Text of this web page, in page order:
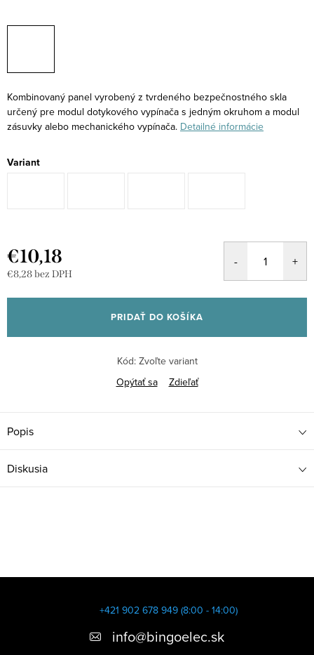
Kombinovaný panel vyrobený z tvrdeného bezpečnostného skla
určený pre modul dotykového vypínača s jedným okruhom a modul
zásuvky alebo mechanického vypínača. Detailné informácie
Variant
€10,18
€8,28 bez DPH
cena:
PRIDAŤ DO KOŠÍKA
Kód: Zvoľte variant
Opýtať sa
Zdieľať
Popis
Diskusia
+421 902 678 949 (8:00 - 14:00)
info@bingoelec.sk